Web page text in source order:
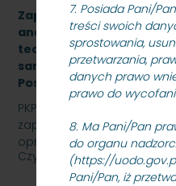
7. Posiada Pani/
treści swoich
sprostowania,
przetwarzania,
danych prawo
prawo do
8. Ma Pani/Pan
do organu
(https://
Pani/Pan, iż
Zapytanie ofertowe na
analizy formalno-
techniczną na
sanitarnej obiektu A-13
Postojowa.
PKP Szybka Kolej Miejska w
zaprasza do złożenia
opracowania analizy
Czytaj dalej